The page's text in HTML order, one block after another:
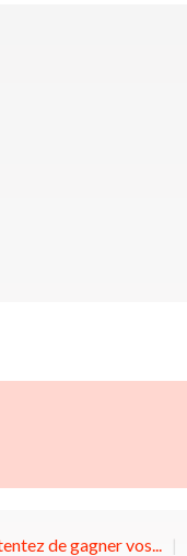
de gagner vos...